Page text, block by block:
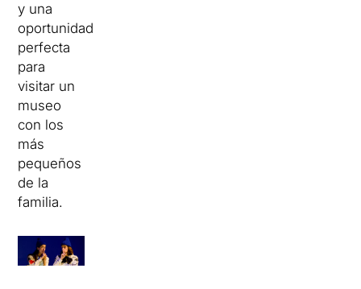
y una
oportunidad
perfecta
para
visitar un
museo
con los
más
pequeños
de la
familia.